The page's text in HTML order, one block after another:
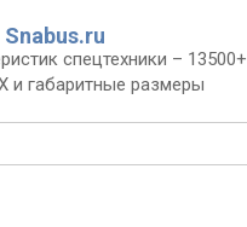
Snabus.ru
спецтехники – 13500+
и габаритные размеры